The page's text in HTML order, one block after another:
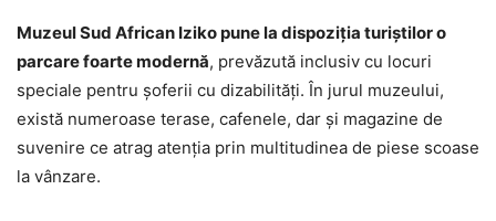
Muzeul Sud African Iziko pune la dispoziţia turiştilor o
parcare foarte modernă, prevăzută inclusiv cu locuri
speciale pentru şoferii cu dizabilităţi. În jurul muzeului,
există numeroase terase, cafenele, dar şi magazine de
suvenire ce atrag atenţia prin multitudinea de piese scoase
la vânzare.